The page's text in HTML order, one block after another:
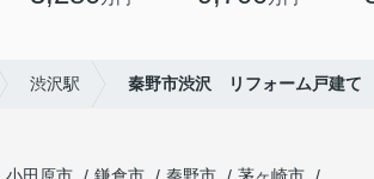
渋沢駅 秦野市渋沢 リフォーム戸建て